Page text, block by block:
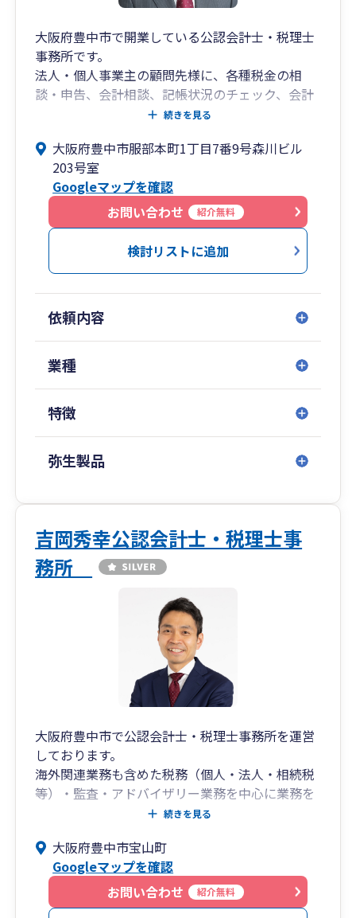
大阪府豊中市で開業している公認会計士・税理士
事務所です。
法人・個人事業主の顧問先様に、各種税金の相
談・申告、会計相談、記帳状況のチェック、会計
システムへの入力アドバイス・サポート、会計シ
支援、法人成り支援、経営計画（予算計画・資金
繰り計画）の策定支援、資金調達支援、事業承継
対策（自社株式評価・相続税の相談・申告を含
む）、MBO実行支援、業務プロセス改善支援、な
どのサービスを提供しております。
北摂・大阪市周辺エリアを中心に、設立・開業間
もない創業期の顧問先様、成長期～成熟期の顧問
じてサービス提供をしております。Google Meet
やZoomなどを活用したリモート対応も可能で
す。
すと幸いです。
続きを見る
大阪府豊中市服部本町1丁目7番9号森川ビル
203号室
Googleマップを確認
お問い合わせ
紹介無料
検討リストに追加
依頼内容
業種
特徴
弥生製品
吉岡秀幸公認会計士・税理士事
務所
大阪府豊中市で公認会計士・税理士事務所を運営
しております。
海外関連業務も含めた税務（個人・法人・相続税
等）・監査・アドバイザリー業務を中心に業務を
行っています。また、大学の非常勤講師を担当
す。
香港の監査法人に4年駐在しておりましたので、
ビジネスレベルの英語（スピーキング、リーディ
ング、ライティング）が対応可能です。
続きを見る
大阪府豊中市宝山町
Googleマップを確認
お問い合わせ
紹介無料